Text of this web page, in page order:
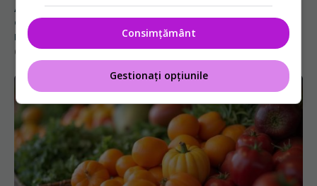
Ai pus murături anul acesta? Cât timp trebuie să
aștepți până să le mănânci, de fapt. Cum știi că
murăturile sunt gata
05 noi 2024, 15:07
Consimțământ
Gestionați opțiunile